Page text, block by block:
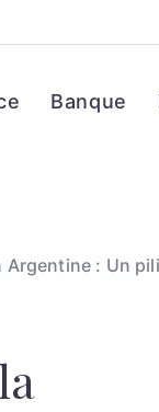
Banque
: Un